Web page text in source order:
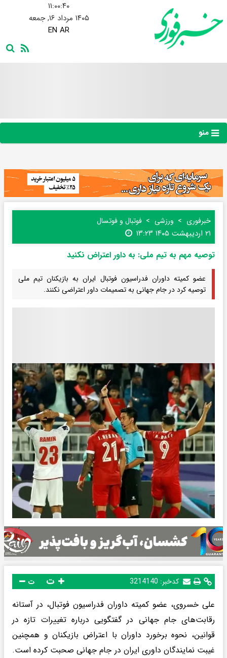
۱۱:۰۰:۴۱
۱۴۰۵ مرداد ۱۶, جمعه
EN AR
منو
خبرفوری ورزشی فوتبال و فوتسال
۲۱ اردیبهشت ۱۴۰۵ ۱۳:۲۳
توصیه مهم به تیم ملی: به داور اعتراض نکنید
عضو کمیته داوران فدراسیون فوتبال ایران به بازیکنان تیم ملی
توصیه کرد در جام جهانی به تصمیمات داور اعتراضی نکنند.
کدخبر: 3214140 ت
علی خسروی، عضو کمیته داوران فدراسیون فوتبال، در آستانه
رقابت‌های جام جهانی در گفتگویی درباره تغییرات تازه در
قوانین، نحوه برخورد داوران با اعتراض بازیکنان و همچنین
غیبت نمایندگان داوری ایران در جام جهانی صحبت کرده است.